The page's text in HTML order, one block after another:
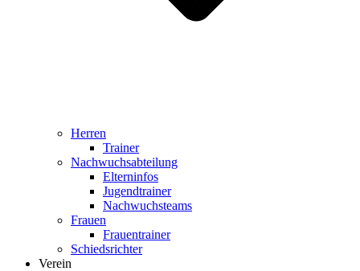
Herren
Trainer
Nachwuchsabteilung
Elterninfos
Jugendtrainer
Nachwuchsteams
Frauen
Frauentrainer
Schiedsrichter
Verein